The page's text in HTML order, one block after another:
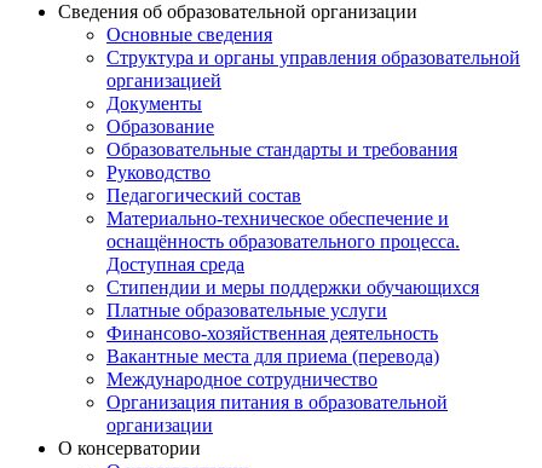
Сведения об образовательной организации
Основные сведения
Структура и органы управления образовательной
организацией
Документы
Образование
Образовательные стандарты и требования
Руководство
Педагогический состав
Материально-техническое обеспечение и
оснащённость образовательного процесса.
Доступная среда
Стипендии и меры поддержки обучающихся
Платные образовательные услуги
Финансово-хозяйственная деятельность
Вакантные места для приема (перевода)
Международное сотрудничество
Организация питания в образовательной
организации
О консерватории